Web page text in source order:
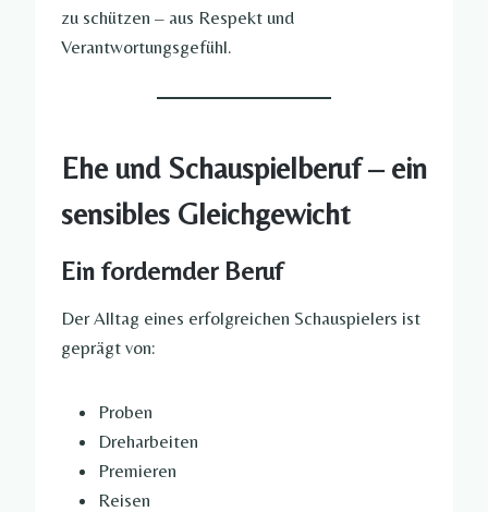
zu schützen – aus Respekt und
Verantwortungsgefühl.
Ehe und Schauspielberuf – ein
sensibles Gleichgewicht
Ein fordernder Beruf
Der Alltag eines erfolgreichen Schauspielers ist
geprägt von:
Proben
Dreharbeiten
Premieren
Reisen